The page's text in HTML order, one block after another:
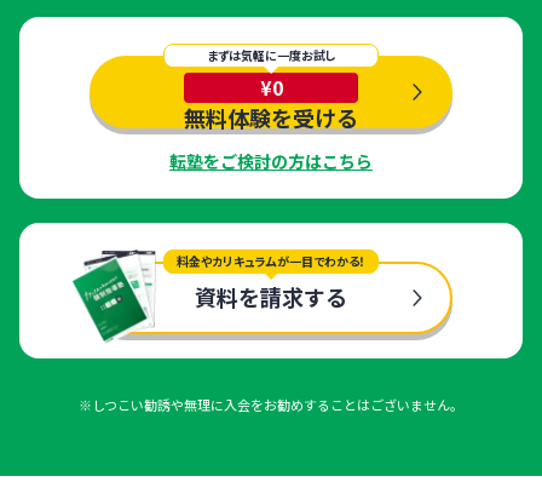
まずは気軽に一度お試し
¥0
無料体験を受ける
転塾をご検討の方はこちら
料金やカリキュラムが一目でわかる！
資料を請求する
※しつこい勧誘や無理に入会をお勧めすることはございません。